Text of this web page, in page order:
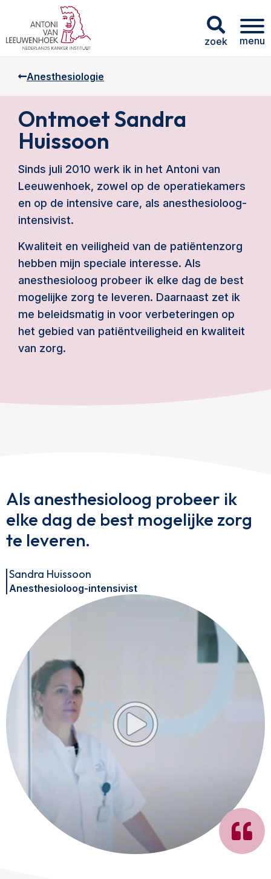
zoek menu
Anesthesiologie
Ontmoet Sandra
Huissoon
Sinds juli 2010 werk ik in het Antoni van
Leeuwenhoek, zowel op de operatiekamers
en op de intensive care, als anesthesioloog-
intensivist.
Kwaliteit en veiligheid van de patiëntenzorg
hebben mijn speciale interesse. Als
anesthesioloog probeer ik elke dag de best
mogelijke zorg te leveren. Daarnaast zet ik
me beleidsmatig in voor verbeteringen op
het gebied van patiëntveiligheid en kwaliteit
van zorg.
Als anesthesioloog probeer ik
elke dag de best mogelijke zorg
te leveren.
Sandra Huissoon
Anesthesioloog-intensivist